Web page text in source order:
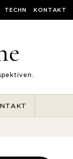
TECHN KONTAKT